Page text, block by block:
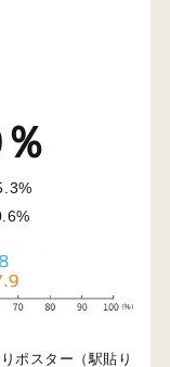
ポスター（駅貼り